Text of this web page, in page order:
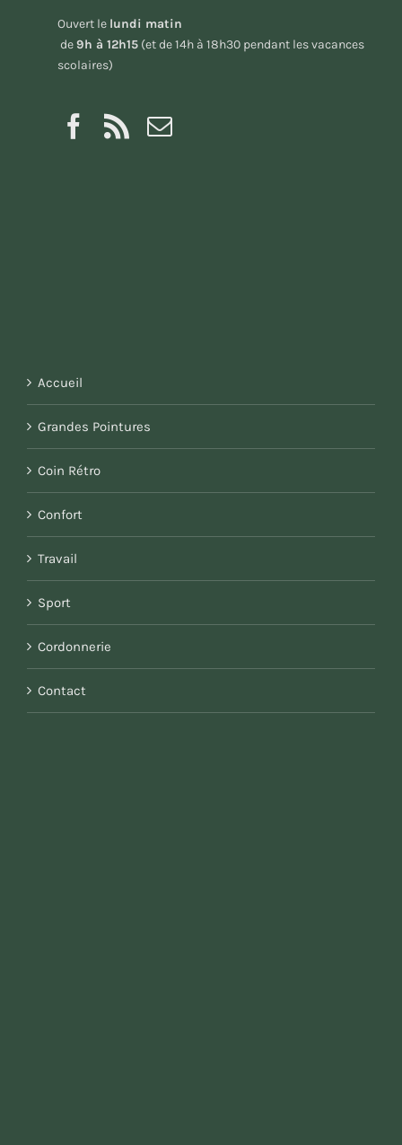
Ouvert le lundi matin
de9h à 12h15(et de 14h à 18h30 pendant les vacances
scolaires)
Accueil
Grandes Pointures
Coin Rétro
Confort
Travail
Sport
Cordonnerie
Contact